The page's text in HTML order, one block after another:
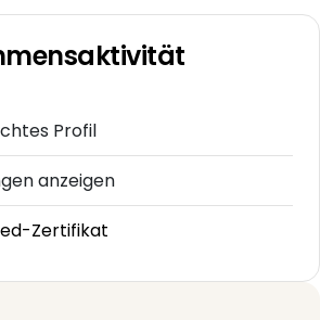
Profil
anzeigen
Zertifikat